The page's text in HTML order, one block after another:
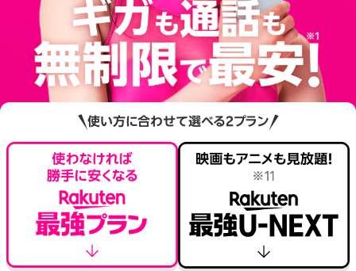
使い方に合わせて選べる2プラン